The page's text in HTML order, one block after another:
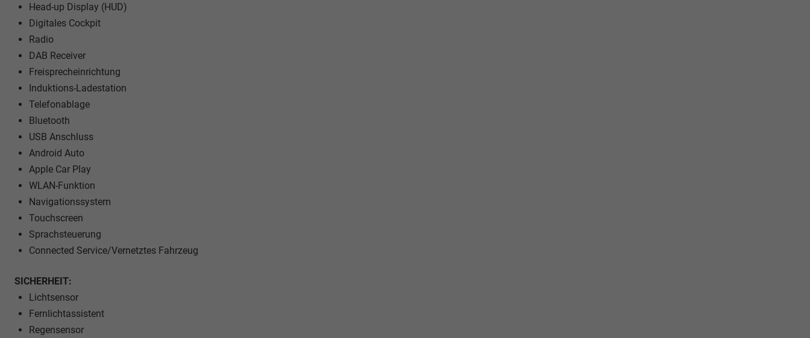
Head-up Display (HUD)
Digitales Cockpit
Radio
DAB Receiver
Freisprecheinrichtung
Induktions-Ladestation
Telefonablage
Bluetooth
USB Anschluss
Android Auto
Apple Car Play
WLAN-Funktion
Navigationssystem
Touchscreen
Sprachsteuerung
Connected Service/Vernetztes Fahrzeug
SICHERHEIT:
Lichtsensor
Fernlichtassistent
Regensensor